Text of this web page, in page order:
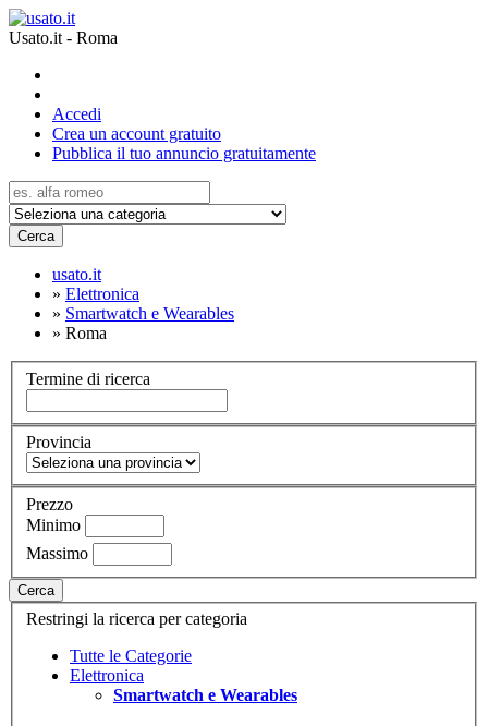
Usato.it - Roma
Accedi
Crea un account gratuito
Pubblica il tuo annuncio gratuitamente
Cerca
usato.it
» Elettronica
» Smartwatch e Wearables
» Roma
Termine di ricerca
Provincia
Prezzo
Minimo
Massimo
Cerca
Restringi la ricerca per categoria
Tutte le Categorie
Elettronica
Smartwatch e Wearables